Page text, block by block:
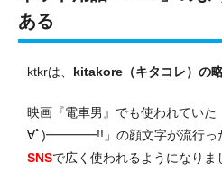
ある
ktkrは、 kitakore（キタコレ）の
映画『電車男』でも使われてい
∀ﾟ)━━━━!!」の顔文字が流行っ
SNSで広く使われるようになりま